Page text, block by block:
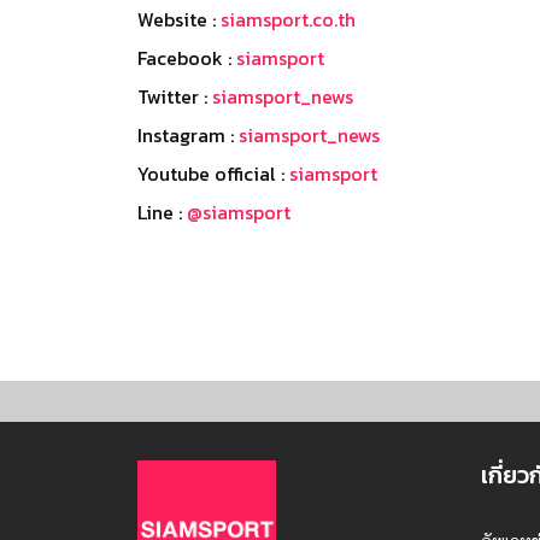
Website : siamsport.co.th
Facebook : siamsport
Twitter : siamsport_news
Instagram : siamsport_news
Youtube official : siamsport
Line : @siamsport
เกี่ยว